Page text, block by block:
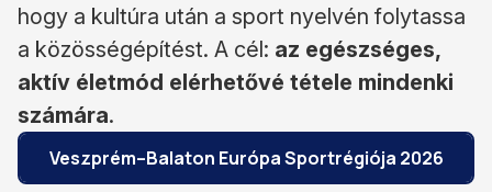
hogy a kultúra után a sport nyelvén folytassa
a közösségépítést. A cél: az egészséges,
aktív életmód elérhetővé tétele mindenki
számára.
Veszprém–Balaton Európa Sportrégiója 2026